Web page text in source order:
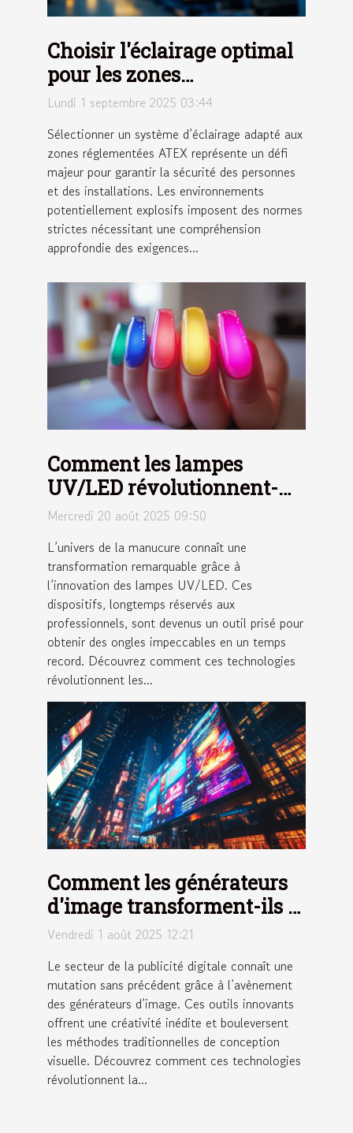
Choisir l'éclairage optimal
pour les zones
réglementées ATEX
Lundi 1 septembre 2025 03:44
Sélectionner un système d’éclairage adapté aux
zones réglementées ATEX représente un défi
majeur pour garantir la sécurité des personnes
et des installations. Les environnements
potentiellement explosifs imposent des normes
strictes nécessitant une compréhension
approfondie des exigences...
Comment les lampes
UV/LED révolutionnent-
elles la manucure moderne
Mercredi 20 août 2025 09:50
L’univers de la manucure connaît une
transformation remarquable grâce à
l’innovation des lampes UV/LED. Ces
dispositifs, longtemps réservés aux
professionnels, sont devenus un outil prisé pour
obtenir des ongles impeccables en un temps
record. Découvrez comment ces technologies
révolutionnent les...
Comment les générateurs
d'image transforment-ils le
secteur de la publicité
Vendredi 1 août 2025 12:21
Le secteur de la publicité digitale connaît une
mutation sans précédent grâce à l’avènement
des générateurs d’image. Ces outils innovants
offrent une créativité inédite et bouleversent
les méthodes traditionnelles de conception
visuelle. Découvrez comment ces technologies
révolutionnent la...